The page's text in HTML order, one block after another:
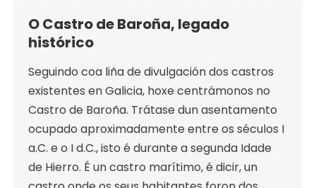
O Castro de Baroña, legado
histórico
Seguindo coa liña de divulgación dos castros
existentes en Galicia, hoxe centrámonos no
Castro de Baroña. Trátase dun asentamento
ocupado aproximadamente entre os séculos I
a.C. e o I d.C., isto é durante a segunda Idade
de Hierro. É un castro marítimo, é dicir, un